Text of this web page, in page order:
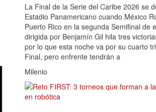
La Final de la Serie del Caribe 2026 se
Estadio Panamericano cuando México
Puerto Rico en la segunda Semifinal de
dirigida por Benjamín Gil hila tres
por lo que esta noche va por su cuarto
Final, pero enfrente tendrán a
Milenio